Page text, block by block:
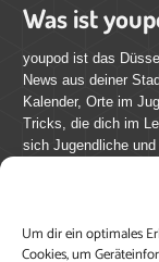
Um dir ein optimales
Cookies, um
Was ist
youpod ist das
News aus deiner
Kalender, Orte im
Tricks, die dich im
sich Jugendliche
Mach mit
youpod.de lebt von